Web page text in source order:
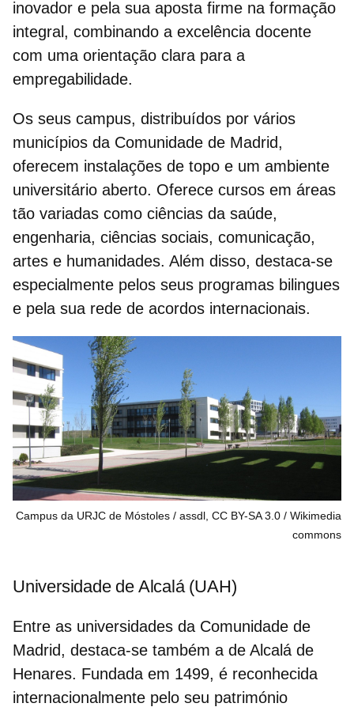
inovador e pela sua aposta firme na formação
integral, combinando a excelência docente
com uma orientação clara para a
empregabilidade.
Os seus campus, distribuídos por vários
municípios da Comunidade de Madrid,
oferecem instalações de topo e um ambiente
universitário aberto. Oferece cursos em áreas
tão variadas como ciências da saúde,
engenharia, ciências sociais, comunicação,
artes e humanidades. Além disso, destaca-se
especialmente pelos seus programas bilingues
e pela sua rede de acordos internacionais.
Campus da URJC de Móstoles / assdl, CC BY-SA 3.0
Wikimedia
commons
Universidade de Alcalá (UAH)
Entre as universidades da Comunidade de
Madrid, destaca-se também a de Alcalá de
Henares. Fundada em 1499, é reconhecida
internacionalmente pelo seu património